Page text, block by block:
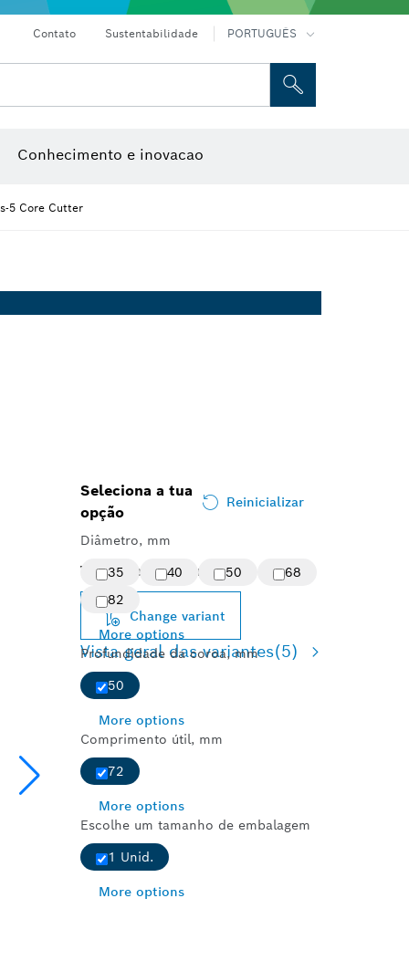
Contato Sustentabilidade PORTUGUÊS
Conhecimento e inovacao
5 Core Cutter
Seleciona a tua
opção
Reinicializar
Diâmetro, mm
35
40 50
68
82
More options
Profundidade da coroa, mm
50
More options
Comprimento útil, mm
72
More options
Escolhe um tamanho de embalagem
1 Unid.
More options
Variante selecionada
Change variant
Vista geral das variantes(5)